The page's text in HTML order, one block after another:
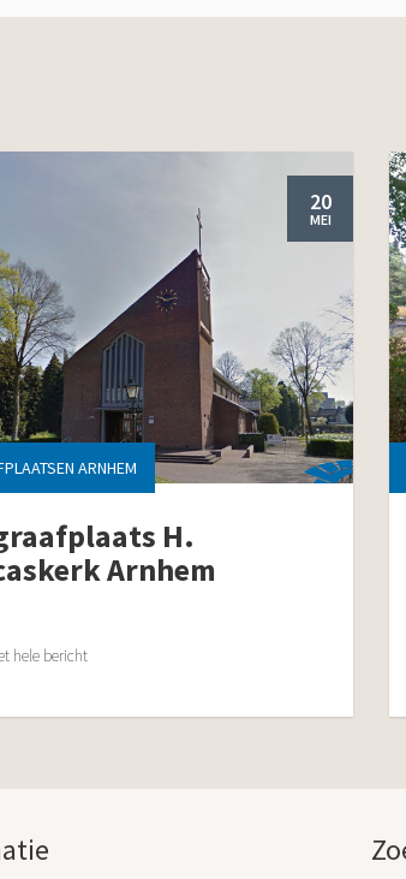
20
MEI
ARNHEM
H.
Arnhem
hele bericht